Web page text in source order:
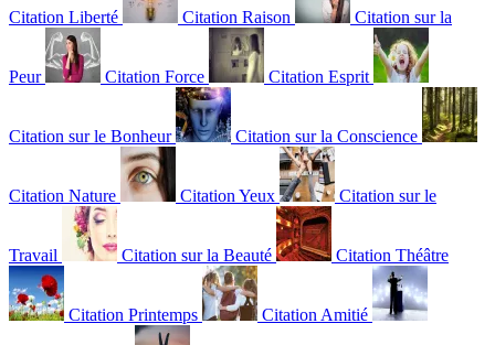
Citation Liberté Citation Raison Citation sur la
Peur Citation Force Citation Esprit
Citation sur le Bonheur Citation sur la Conscience
Citation Nature Citation Yeux Citation sur le
Travail Citation sur la Beauté Citation Théâtre
Citation Printemps Citation Amitié